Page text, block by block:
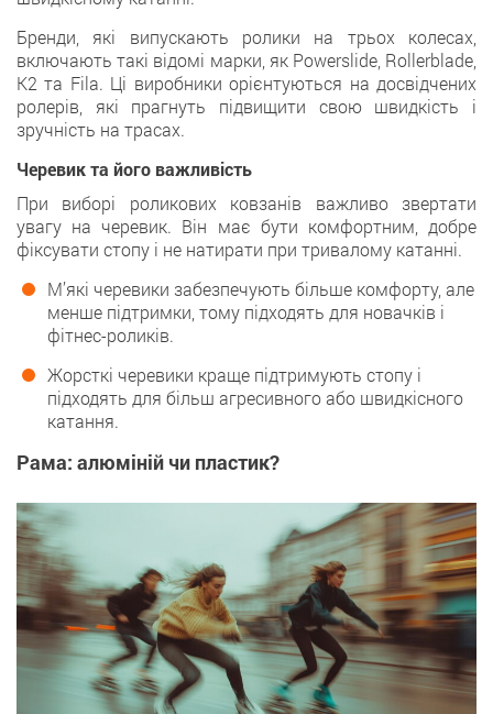
Бренди, які випускають ролики на трьох колесах,
включають такі відомі марки, як Powerslide, Rollerblade,
K2 та Fila. Ці виробники орієнтуються на досвідчених
ролерів, які прагнуть підвищити свою швидкість і
зручність на трасах.
Черевик та його важливість
При виборі роликових ковзанів важливо звертати
увагу на черевик. Він має бути комфортним, добре
фіксувати стопу і не натирати при тривалому катанні.
М’які черевики забезпечують більше комфорту, але
менше підтримки, тому підходять для новачків і
фітнес-роликів.
Жорсткі черевики краще підтримують стопу і
підходять для більш агресивного або швидкісного
катання.
Рама: алюміній чи пластик?